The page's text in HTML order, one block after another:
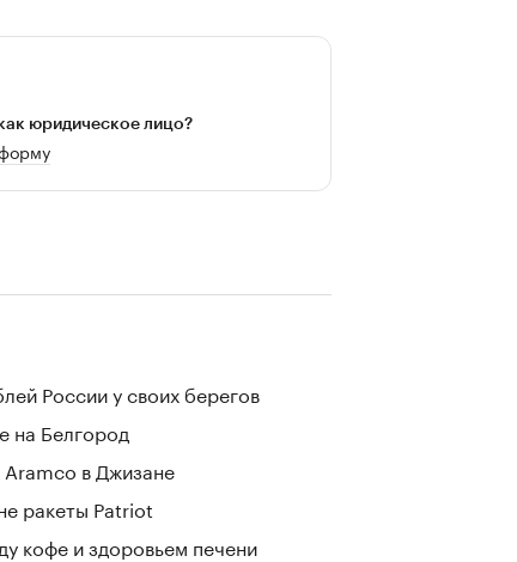
юридическое лицо?
России у своих берегов
на Белгород
в Джизане
ракеты Patriot
кофе и здоровьем печени